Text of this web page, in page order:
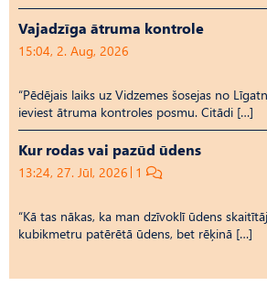
Vajadzīga ātruma kontrole
15:04, 2. Aug, 2026
“Pēdējais laiks uz Vid­ze­mes šosejas no
ieviest ātruma kontroles posmu. Citādi […]
Kur rodas vai pazūd ūdens
13:24, 27. Jūl, 2026 1
“Kā tas nākas, ka man dzīvoklī ūdens
kubikmetru patērētā ūdens, bet rēķinā […]